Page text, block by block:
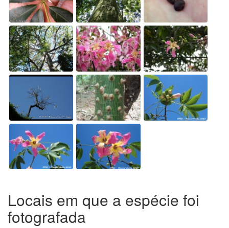
Locais em que a espécie foi
fotografada